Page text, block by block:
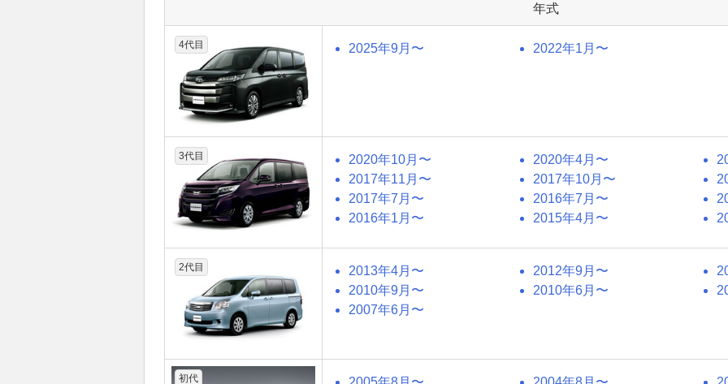
年式
4代目 2025年9月〜 2022年1月〜
3代目 2020年10月〜 2020年4月〜
2017年11月〜
2017年10月〜
2017年7月〜
2016年7月〜
2016年1月〜
2015年4月〜
2代目 2013年4月〜 2012年9月〜
2010年9月〜
2010年6月〜
2007年6月〜
初代